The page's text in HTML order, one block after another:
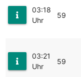
03:18
Uhr
59
03:21
Uhr
59